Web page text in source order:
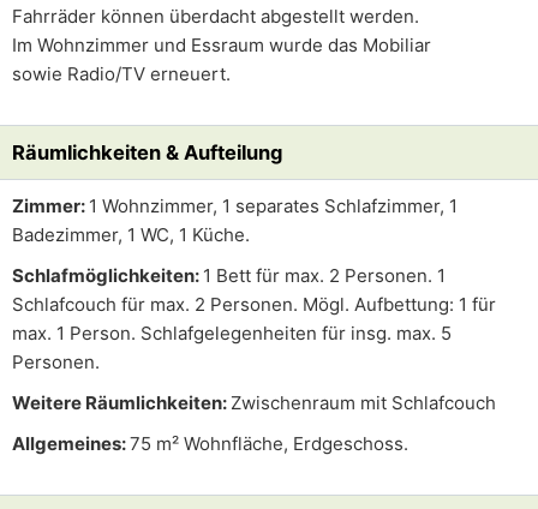
Fahrräder können überdacht abgestellt werden.
Im Wohnzimmer und Essraum wurde das Mobiliar
sowie Radio/TV erneuert.
Räumlichkeiten & Aufteilung
Zimmer: 1 Wohnzimmer, 1 separates Schlafzimmer, 1
Badezimmer, 1 WC, 1 Küche.
Schlafmöglichkeiten: 1 Bett für max. 2 Personen. 1
Schlafcouch für max. 2 Personen. Mögl. Aufbettung: 1 für
max. 1 Person. Schlafgelegenheiten für insg. max. 5
Personen.
Weitere Räumlichkeiten: Zwischenraum mit Schlafcouch
Allgemeines:75 m² Wohnfläche, Erdgeschoss.